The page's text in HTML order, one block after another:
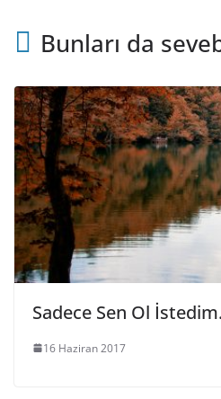
Bunları da
Sadece Sen Ol
16 Haziran 2017